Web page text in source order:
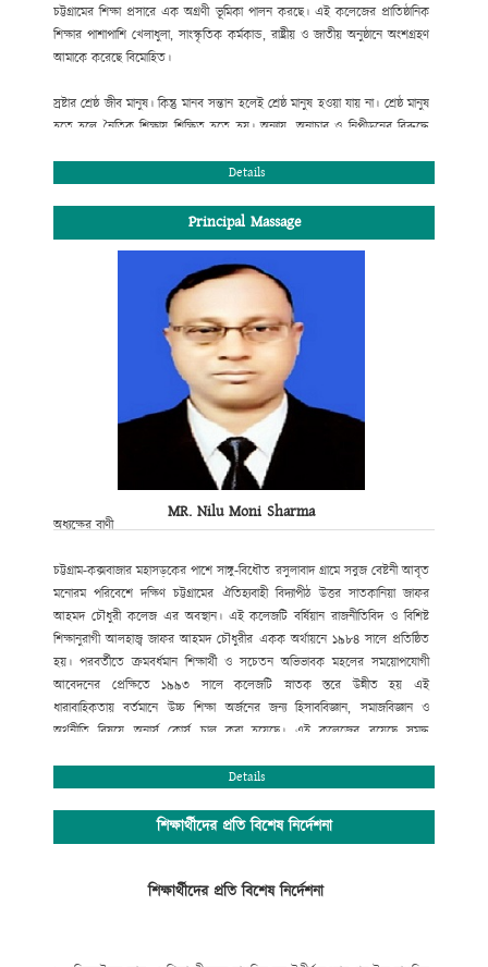
চট্টগ্রামের শিক্ষা প্রসারে এক অগ্রণী ভূমিকা পালন করছে। এই কলেজের প্রাতিষ্ঠানিক
শিক্ষার পাশাপাশি খেলাধুলা, সাংস্কৃতিক কর্মকান্ড, রাষ্ট্রীয় ও জাতীয় অনুষ্ঠানে অংশগ্রহণ
আমাকে করেছে বিমোহিত।
স্রষ্টার শ্রেষ্ঠ জীব মানুষ। কিন্তু মানব সন্তান হলেই শ্রেষ্ঠ মানুষ হওয়া যায় না। শ্রেষ্ঠ মানুষ
হতে হলে নৈতিক শিক্ষায় শিক্ষিত হতে হয়। অন্যায়, অনাচার ও নিপীড়নের বিরুদ্ধে
শিক্ষার্থী হিসেবে তোমার দায়িত্ব হচ্ছে পাঠ্যসূচিভুক্ত পাঠ্যক্রম শিক্ষার সাথে সাথে পরিপূর্ণ
শিক্ষার শুরুতে লেখাপড়ার ব্যাপারে তোমার একটি সঠিক পরিকল্পনা প্রয়োজন।
শিক্ষাপঞ্জি এক্ষেত্রে তোমাকে গুরুত্বপূর্ণ পথ নিদের্শনা দিবে।
জনাব আলহ্বাজ রাজীব জাফর চৌধুরী
Details
Principal Massage
MR. Nilu Moni Sharma
অধ্যক্ষের বাণী
চট্টগ্রাম-কক্সবাজার মহাসড়কের পাশে সাঙ্গু-বিধৌত রসুলাবাদ গ্রামে সবুজ বেষ্টনী আবৃত
মনোরম পরিবেশে দক্ষিণ চট্টগ্রামের ঐতিহ্যবাহী বিদ্যাপীঠ উত্তর সাতকানিয়া জাফর
আহমদ চৌধুরী কলেজ এর অবস্থান। এই কলেজটি বর্ষিয়ান রাজনীতিবিদ ও বিশিষ্ট
শিক্ষানুরাগী আলহাজ্ব জাফর আহমদ চৌধুরীর একক অর্থায়নে ১৯৮৪ সালে প্রতিষ্ঠিত
হয়। পরবর্তীতে ক্রমবর্ধমান শিক্ষার্থী ও সচেতন অভিভাবক মহলের সময়োপযোগী
আবেদনের প্রেক্ষিতে ১৯৯৩ সালে কলেজটি স্নাতক স্তরে উন্নীত হয় এই
ধারাবাহিকতায় বর্তমানে উচ্চ শিক্ষা অর্জনের জন্য হিসাববিজ্ঞান, সমাজবিজ্ঞান ও
অর্থনীতি বিষয়ে অনার্স কোর্স চালু করা হয়েছে। এই কলেজের রয়েছে সমৃদ্ধ
কর্তৃক বাস্তবায়িত “শেখ রাসেল ডিজিটাল ল্যাব”।
সহশিক্ষা কার্যক্রম সুচারুভাবে পরিচালনার জন্য রয়েছে একঝাঁক সুযোগ্য, দক্ষ ও
অভিজ্ঞ শিক্ষকমন্ডলী। উত্তর সাতকানিয়া জাফর আহমদ চৌধুরী কলেজ একাদশ-দ্বাদশ
অনুসরণ করে সঠিক ব্যবস্থাপনায় শিক্ষাজীবন পরিচালনা করতে পারে এবং আধুনিক ও
Details
শিক্ষার্থীদের প্রতি বিশেষ নির্দেশনা
শিক্ষার্থীদের প্রতি বিশেষ নির্দেশনা